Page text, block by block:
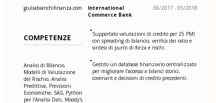
giuliabianchifinanza.com
COMPETENZE
Analisi di Bilancio,
Modelli di Valutazione
del Rischio, Analisi
Predittiva, Previsioni
Economiche, SAS, Python
per l'Analisi Dati, Moody's
International
Commerce Bank
06/2017 - 05/2018
•Supportato valutazioni di credito per 25 PMI
con spreading di bilancio, verifica dei ratio e
sintesi di punti di forza e rischi.
•Gestito un database finanziario centralizzato
per migliorare l’accesso a bilanci storici,
covenant e decisioni di credito precedenti.